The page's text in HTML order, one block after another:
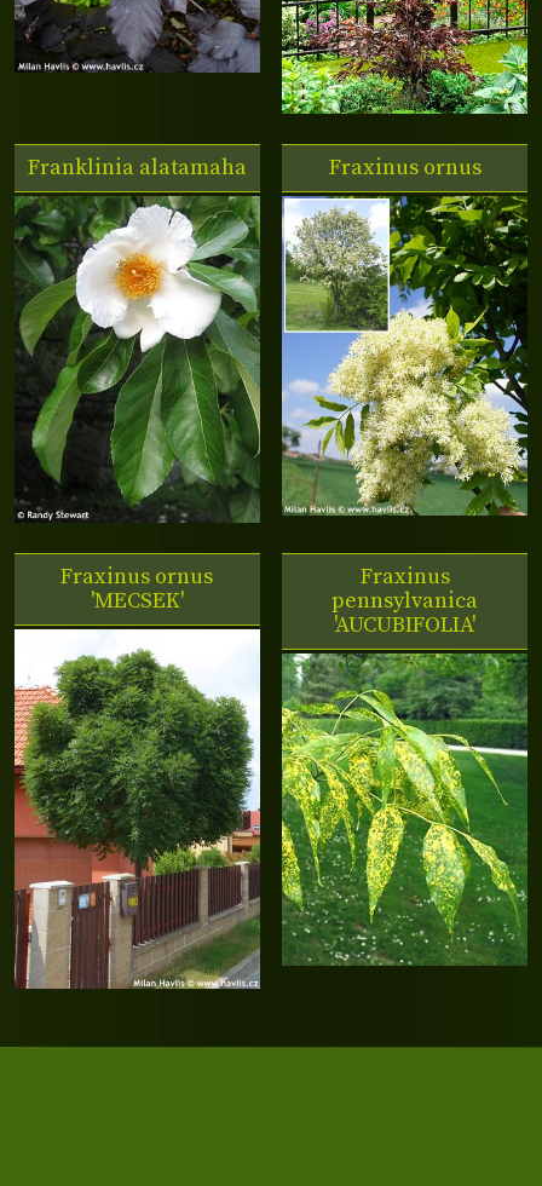
Franklinia alatamaha Fraxinus ornus
Fraxinus ornus
'MECSEK'
Fraxinus
pennsylvanica
'AUCUBIFOLIA'